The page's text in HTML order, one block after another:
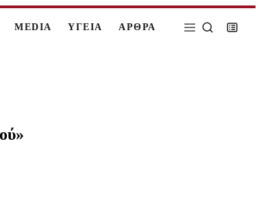
MEDIA ΥΓΕΙΑ ΑΡΘΡΑ